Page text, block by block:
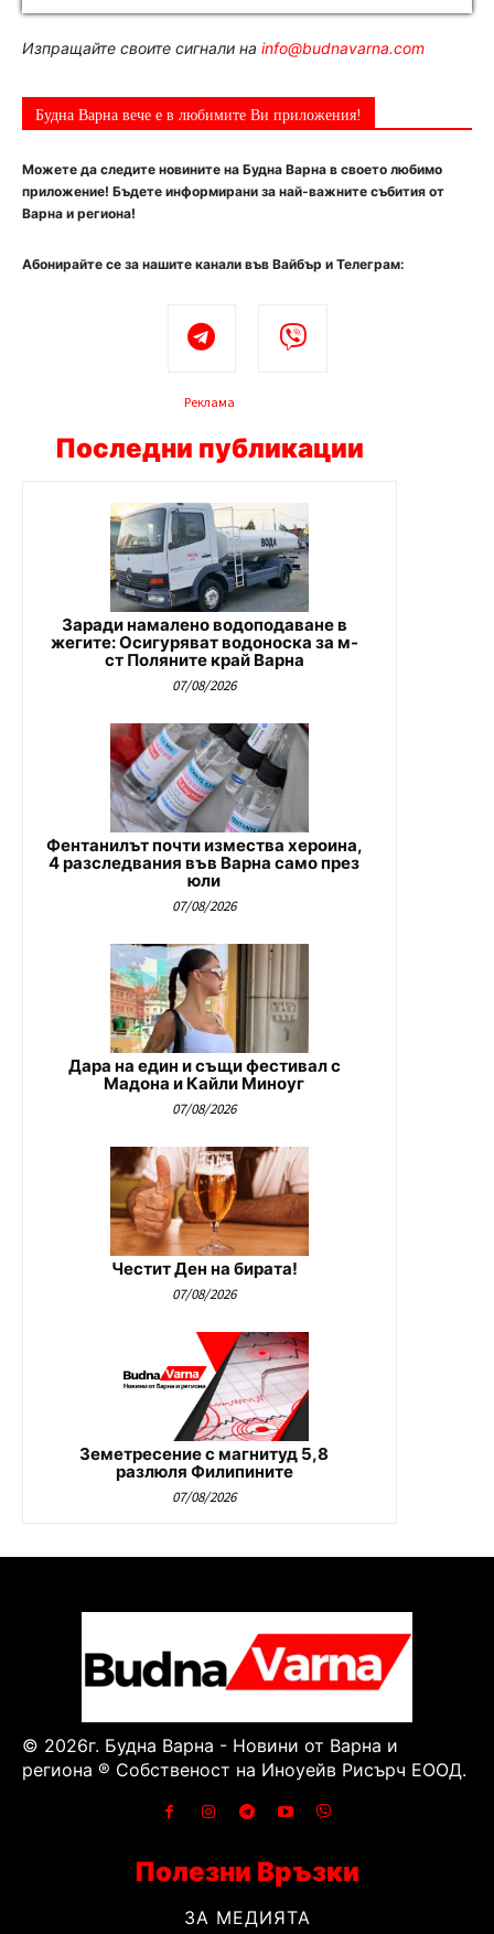
Изпращайте своите сигнали на info@budnavarna.com
Будна Варна вече е в любимите Ви приложения!
Можете да следите новините на Будна Варна в своето любимо
приложение! Бъдете информирани за най-важните събития от
Варна и региона!
Абонирайте се за нашите канали във Вайбър и Телеграм:
Реклама
Последни публикации
Заради намалено водоподаване в
жегите: Осигуряват водоноска за м-
ст Поляните край Варна
07/08/2026
Фентанилът почти измества хероина,
4 разследвания във Варна само през
юли
07/08/2026
Дара на един и същи фестивал с
Мадона и Кайли Миноуг
07/08/2026
Честит Ден на бирата!
07/08/2026
Земетресение с магнитуд 5,8
разлюля Филипините
07/08/2026
© 2026г. Будна Варна - Новини от Варна и
региона ® Собственост на Иноуейв Рисърч ЕООД.
Полезни Връзки
ЗА МЕДИЯТА